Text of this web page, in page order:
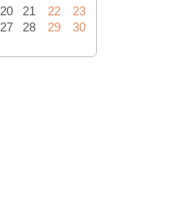
20 21 22
23
27 28 29
30